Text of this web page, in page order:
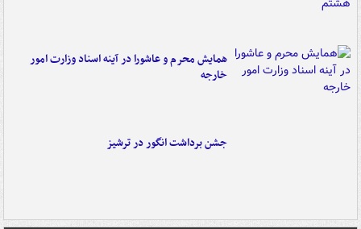
همایش محرم و عاشورا در آینه اسناد وزارت امور
خارجه
جشن برداشت انگور در ترشیز